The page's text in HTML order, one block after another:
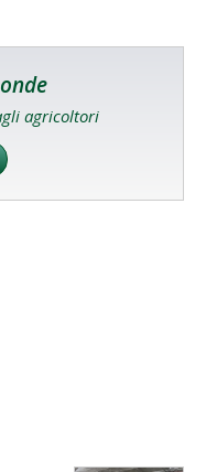
agricoltori